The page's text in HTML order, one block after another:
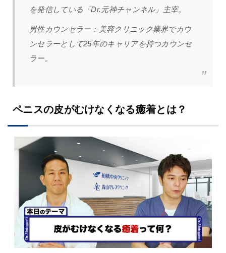
を発信している「Dr.元神チャンネル」主宰。
男性カウンセラー： 美容クリニック業界でカウ
ンセラーとして25年のキャリアを持つカウンセ
ラー。
ペニスの皮がむけなくなる癒着とは？